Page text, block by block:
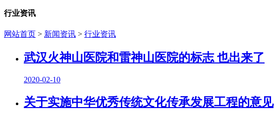
行业资讯
网站首页 > 新闻资讯 > 行业资讯
武汉火神山医院和雷神山医院的标志 也出来了
2020-02-10
关于实施中华优秀传统文化传承发展工程的意见